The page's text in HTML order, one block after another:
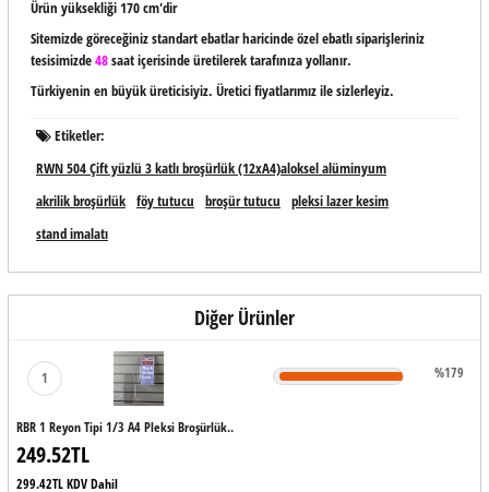
Ürün yüksekliği 170 cm'dir
Sitemizde göreceğiniz standart ebatlar haricinde özel ebatlı siparişleriniz
tesisimizde48saat içerisinde üretilerek tarafınıza yollanır.
Türkiyenin en büyük üreticisiyiz. Üretici fiyatlarımız ile sizlerleyiz.
Etiketler:
RWN 504 Çift yüzlü 3 katlı broşürlük (12xA4)aloksel alüminyum
akrilik broşürlük föy tutucu broşür tutucu
pleksi lazer kesim
stand imalatı
Diğer Ürünler
1
RBR 1 Reyon Tipi 1/3 A4 Pleksi Broşürlük..
249.52TL
299.42TL KDV Dahil
%179